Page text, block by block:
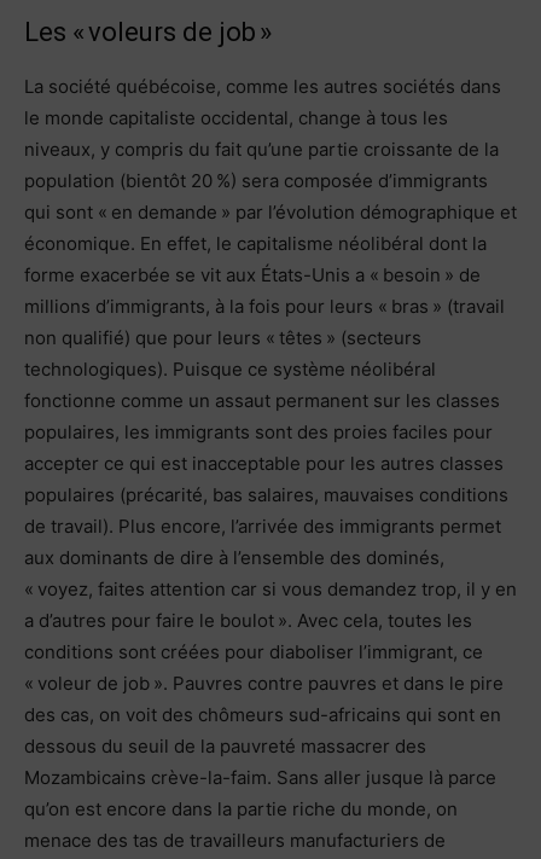
Les « voleurs de job »
La société québécoise, comme les autres sociétés dans
le monde capitaliste occidental, change à tous les
niveaux, y compris du fait qu’une partie croissante de la
population (bientôt 20 %) sera composée d’immigrants
qui sont « en demande » par l’évolution démographique et
économique. En effet, le capitalisme néolibéral dont la
forme exacerbée se vit aux États-Unis a « besoin » de
millions d’immigrants, à la fois pour leurs « bras » (travail
non qualifié) que pour leurs « têtes » (secteurs
technologiques). Puisque ce système néolibéral
fonctionne comme un assaut permanent sur les classes
populaires, les immigrants sont des proies faciles pour
accepter ce qui est inacceptable pour les autres classes
populaires (précarité, bas salaires, mauvaises conditions
de travail). Plus encore, l’arrivée des immigrants permet
aux dominants de dire à l’ensemble des dominés,
« voyez, faites attention car si vous demandez trop, il y en
a d’autres pour faire le boulot ». Avec cela, toutes les
conditions sont créées pour diaboliser l’immigrant, ce
« voleur de job ». Pauvres contre pauvres et dans le pire
des cas, on voit des chômeurs sud-africains qui sont en
dessous du seuil de la pauvreté massacrer des
Mozambicains crève-la-faim. Sans aller jusque là parce
qu’on est encore dans la partie riche du monde, on
menace des tas de travailleurs manufacturiers de